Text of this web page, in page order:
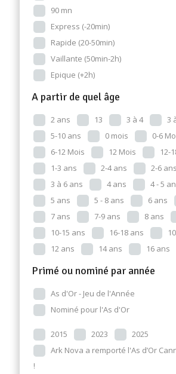
90 mn
Express (-20min)
Rapide (20-50min)
Vaillante (50min-2h)
Epique (+2h)
A partir de quel âge
2 ans 13 3 à 4
3
5-10 ans
0 mois
0-6
6-12 Mois
12 Mois
12-
1-3 ans
2-4 ans 2-6 ans
3 à 6 ans
4 ans 4 - 5
5 ans
5 - 8 ans 6 ans
7 ans
7-9 ans 8 ans
10-15 ans
16-18 ans
12 ans
14 ans 16 ans
Primé ou nominé par année
As d'Or - Jeu de l'Année
Nominé pour l'As d'Or
2015 2023
2025
Ark Nova a remporté l'As d’Or
!